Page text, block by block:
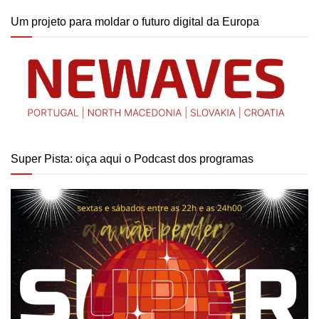
Um projeto para moldar o futuro digital da Europa
Super Pista: oiça aqui o Podcast dos programas